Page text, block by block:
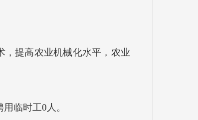
，提高农业机械化水平，农业
用临时工0 人。